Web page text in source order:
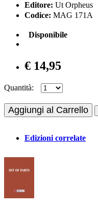
Editore: Ut Orpheus
Codice: MAG 171A
Disponibile
€ 14,95
Quantità:
Aggiungi al Carrello
Edizioni correlate